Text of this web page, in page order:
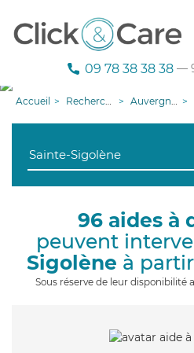
09 78 38 38 38 —
Accueil Recherche aide à domicile Auvergne-Rhône-Alpes
96 aides à
peuvent
Sigolène à
Sous réserve de leur